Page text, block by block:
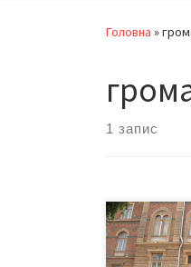
Головна »
1 запис
–
мову у
політична